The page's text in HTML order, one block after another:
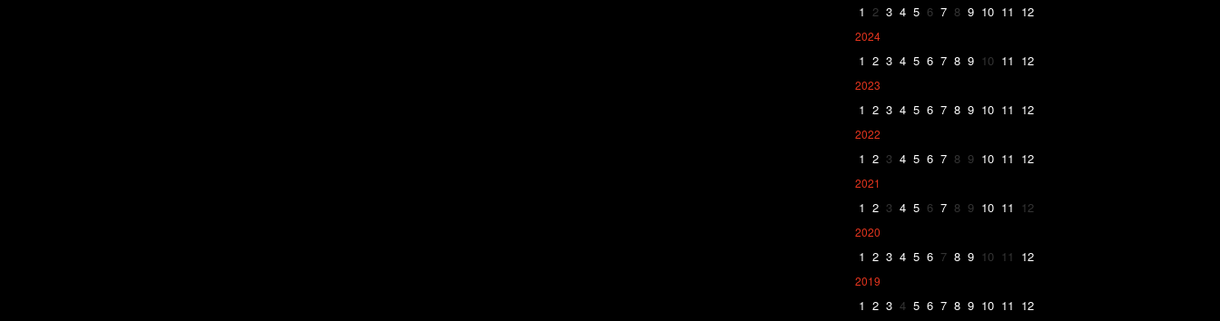
1 2 3 4 5 6 7 8 9 10 11 12
2024
1 2 3 4 5 6 7 8 9 10 11 12
2023
1 2 3 4 5 6 7 8 9 10 11 12
2022
1 2 3 4 5 6 7 8 9 10 11 12
2021
1 2 3 4 5 6 7 8 9 10 11 12
2020
1 2 3 4 5 6 7 8 9 10 11 12
2019
1 2 3 4 5 6 7 8 9 10 11 12